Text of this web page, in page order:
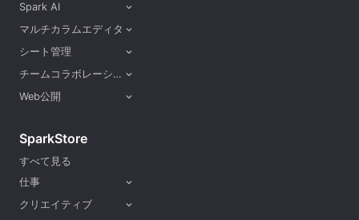
Spark AI expand_more
マルチカラムエディタ expand_more
シート管理 expand_more
チームコラボレーション expand_more
Web公開 expand_more
SparkStore
すべて見る
仕事
expand_more
クリエイティブ expand_more